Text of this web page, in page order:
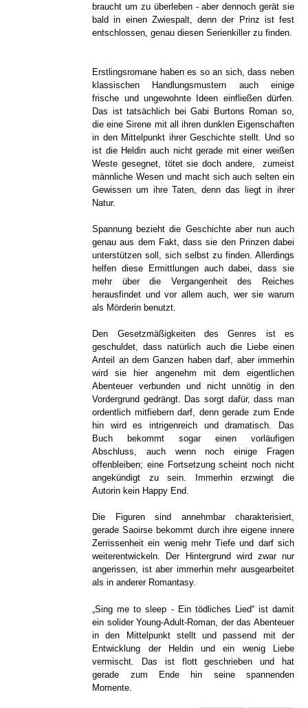
braucht um zu überleben - aber dennoch gerät sie
bald in einen Zwiespalt, denn der Prinz ist fest
entschlossen, genau diesen Serienkiller zu finden.
Erstlingsromane haben es so an sich, dass neben
klassischen Handlungsmustern auch einige
frische und ungewohnte Ideen einfließen dürfen.
Das ist tatsächlich bei Gabi Burtons Roman so,
die eine Sirene mit all ihren dunklen Eigenschaften
in den Mittelpunkt ihrer Geschichte stellt. Und so
ist die Heldin auch nicht gerade mit einer weißen
Weste gesegnet, tötet sie doch andere, zumeist
männliche Wesen und macht sich auch selten ein
Gewissen um ihre Taten, denn das liegt in ihrer
Natur.
Spannung bezieht die Geschichte aber nun auch
genau aus dem Fakt, dass sie den Prinzen dabei
unterstützen soll, sich selbst zu finden. Allerdings
helfen diese Ermittlungen auch dabei, dass sie
mehr über die Vergangenheit des Reiches
herausfindet und vor allem auch, wer sie warum
als Mörderin benutzt.
Den Gesetzmäßigkeiten des Genres ist es
geschuldet, dass natürlich auch die Liebe einen
Anteil an dem Ganzen haben darf, aber immerhin
wird sie hier angenehm mit dem eigentlichen
Abenteuer verbunden und nicht unnötig in den
Vordergrund gedrängt. Das sorgt dafür, dass man
ordentlich mitfiebern darf, denn gerade zum Ende
hin wird es intrigenreich und dramatisch. Das
Buch bekommt sogar einen vorläufigen
Abschluss, auch wenn noch einige Fragen
offenbleiben; eine Fortsetzung scheint noch nicht
angekündigt zu sein. Immerhin erzwingt die
Autorin kein Happy End.
Die Figuren sind annehmbar charakterisiert,
gerade Saoirse bekommt durch ihre eigene innere
Zerrissenheit ein wenig mehr Tiefe und darf sich
weiterentwickeln. Der Hintergrund wird zwar nur
angerissen, ist aber immerhin mehr ausgearbeitet
als in anderer Romantasy.
„Sing me to sleep - Ein tödliches Lied“ ist damit
ein solider Young-Adult-Roman, der das Abenteuer
in den Mittelpunkt stellt und passend mit der
Entwicklung der Heldin und ein wenig Liebe
vermischt. Das ist flott geschrieben und hat
gerade zum Ende hin seine spannenden
Momente.